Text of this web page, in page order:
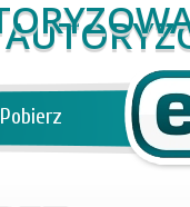
Pobierz